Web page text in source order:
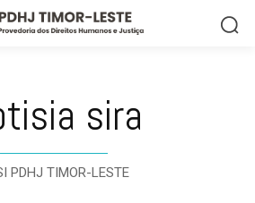
sira
PDHJ TIMOR-LESTE